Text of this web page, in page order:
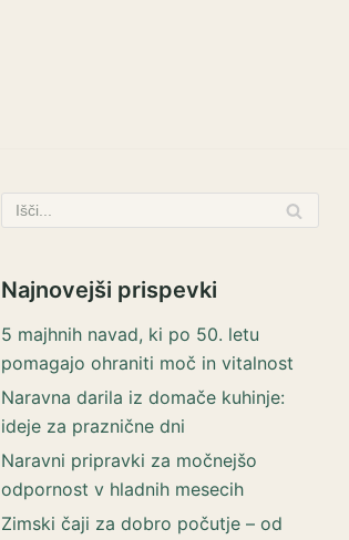
Najnovejši prispevki
5 majhnih navad, ki po 50. letu
pomagajo ohraniti moč in vitalnost
Naravna darila iz domače kuhinje:
ideje za praznične dni
Naravni pripravki za močnejšo
odpornost v hladnih mesecih
Zimski čaji za dobro počutje – od